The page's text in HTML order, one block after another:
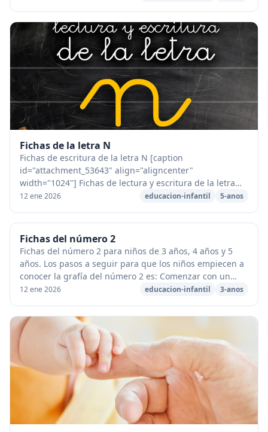
Fichas de la letra N
Fichas de escritura de la letra N [caption
id="attachment_53643" align="aligncenter"
width="1024"] Fichas de lectura y escritura de la letra
N[/caption] [caption id="attachment_53202"
12 ene 2026 educacion-infantil 5-anos
Fichas del número 2
Fichas del número 2 para niños de 3 años, 4 años y 5
años. Los pasos a seguir para que los niños empiecen a
conocer la grafía del número 2 es: Comenzar con un
puntito a la izquierda a uno a la misma a...
12 ene 2026 educacion-infantil 3-anos